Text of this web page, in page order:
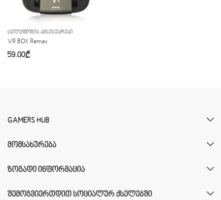
ᲢᲔᲚᲔᲤᲝᲜᲘᲡ ᲐᲥᲡᲔᲡᲣᲐᲠᲔᲑᲘ
VR BOX Remax
59.00₾
GAMERS HUB
ᲛᲝᲛᲡᲐᲮᲣᲠᲔᲑᲐ
ᲖᲝᲒᲐᲓᲘ ᲘᲜᲤᲝᲠᲛᲐᲪᲘᲐ
ᲨᲔᲛᲝᲒᲕᲘᲔᲠᲗᲓᲘᲗ ᲡᲝᲪᲘᲐᲚᲣᲠ ᲥᲡᲔᲚᲔᲑᲨᲘ